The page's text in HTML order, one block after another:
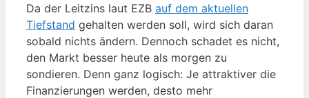
Da der Leitzins laut EZB auf dem aktuellen
Tiefstand gehalten werden soll, wird sich daran
sobald nichts ändern. Dennoch schadet es nicht,
den Markt besser heute als morgen zu
sondieren. Denn ganz logisch: Je attraktiver die
Finanzierungen werden, desto mehr